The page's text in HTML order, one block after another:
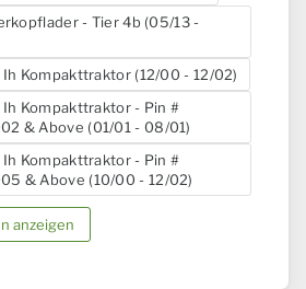
- Tier 4b (05/13 -
Ih Kompakttraktor (12/00 - 12/02)
Ih Kompakttraktor - Pin #
& Above (01/01 - 08/01)
Ih Kompakttraktor - Pin #
& Above (10/00 - 12/02)
anzeigen